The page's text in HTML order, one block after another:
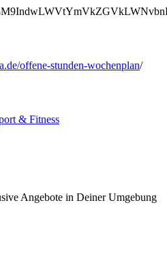
offene-stunden-wochenplan/
& Fitness